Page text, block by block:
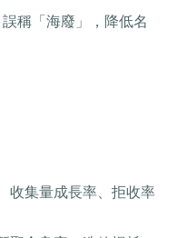
誤稱「海廢」，降低名
收集量成長率、拒收率